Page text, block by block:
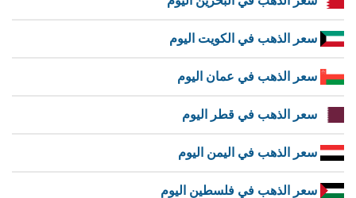
سعر الذهب في الكويت اليوم
سعر الذهب في عمان اليوم
سعر الذهب في قطر اليوم
سعر الذهب في اليمن اليوم
سعر الذهب في فلسطين اليوم